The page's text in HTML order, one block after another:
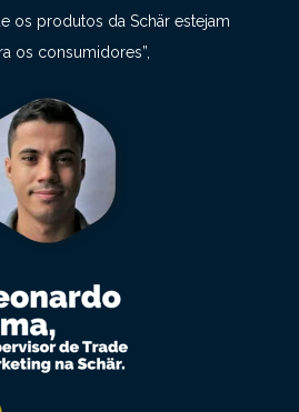
os produtos da Schär estejam
os consumidores”,